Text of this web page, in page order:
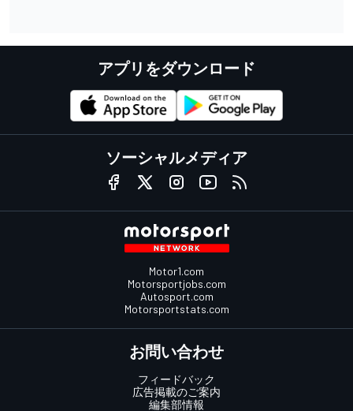
アプリをダウンロード
ソーシャルメディア
Motor1.com
Motorsportjobs.com
Autosport.com
Motorsportstats.com
お問い合わせ
フィードバック
広告掲載のご案内
編集部情報